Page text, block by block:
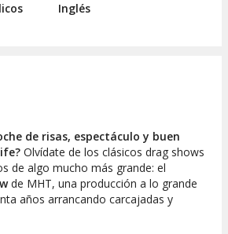
Inglés
de risas, espectáculo y buen
Olvídate de los clásicos drag shows
de algo mucho más grande: el
de MHT, una producción a lo grande
años arrancando carcajadas y